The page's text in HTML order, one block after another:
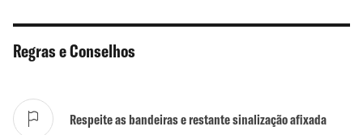
WC Não
Surf / Bodyboard
Regras e Conselhos
Respeite as bandeiras e restante sinalização afixada